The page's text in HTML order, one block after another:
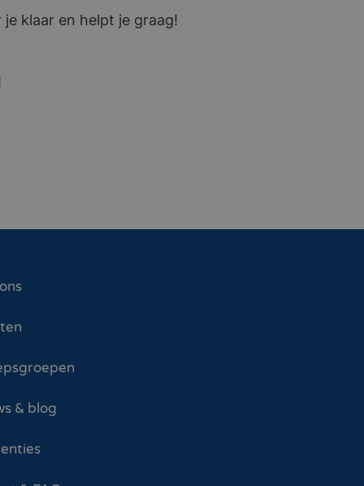
klaar en helpt je graag!
& blog